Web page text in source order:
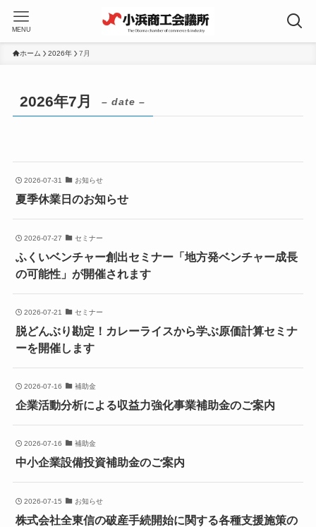
MENU
ホーム 2026年 7月
2026年7月 – date –
2026-07-31 お知らせ
夏季休業日のお知らせ
2026-07-27 セミナー
ふくいベンチャー創出セミナー「地方発ベンチャー成長
の可能性」が開催されます
2026-07-21 セミナー
脱どんぶり勘定！カレーライスから学ぶ原価計算セミナ
ーを開催します
2026-07-16 補助金
企業活動分析による収益力強化事業補助金のご案内
2026-07-16 補助金
中小企業設備投資補助金のご案内
2026-07-15 お知らせ
株式会社全東信の破産手続開始に関する各種支援施策の